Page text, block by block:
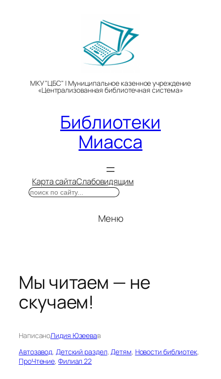
МКУ "ЦБС" | Муниципальное казенное учреждение
«Централизованная библиотечная система»
Библиотеки
Миасса
Карта сайтаСлабовидящим
Поиск
Меню
Мы читаем — не
скучаем!
НаписаноЛидия Юзеевав
Автозавод, Детский раздел, Детям, Новости библиотек
ПроЧтение, Филиал 22